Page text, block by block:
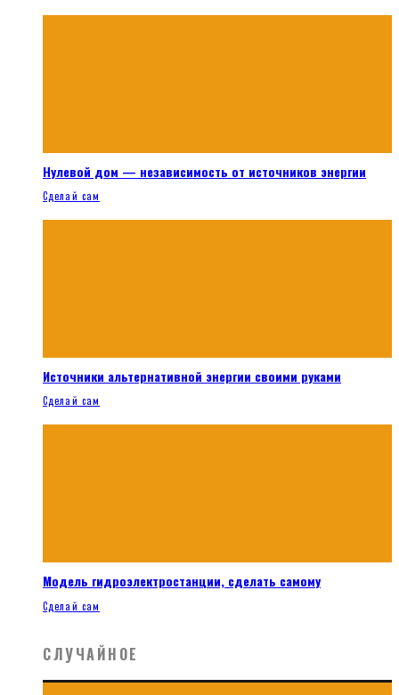
Нулевой дом — независимость от источников энергии
Сделай сам
Источники альтернативной энергии своими руками
Сделай сам
Модель гидроэлектростанции, сделать самому
Сделай сам
СЛУЧАЙНОЕ